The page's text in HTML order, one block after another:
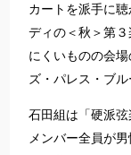
カートを派手に
ディの＜秋＞第
にくいものの会
ズ・パレス・ブル
石田組は「硬派
メンバー全員が